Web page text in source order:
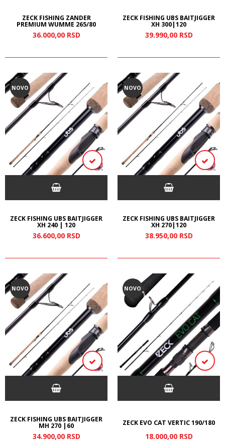
ZECK FISHING ZANDER
PREMIUM WUMME 265/80
36.000,00 RSD
ZECK FISHING UBS BAITJIGGER
XH 300|120
39.990,00 RSD
NOVO
ZECK FISHING UBS BAITJIGGER
XH 240 | 120
36.600,00 RSD
NOVO
ZECK FISHING UBS BAITJIGGER
XH 270|120
38.950,00 RSD
NOVO
ZECK FISHING UBS BAITJIGGER
MH 270 |60
34.900,00 RSD
NOVO
ZECK EVO CAT VERTIC 190/180
18.000,00 RSD